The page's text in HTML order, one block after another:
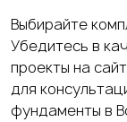
Выбирайте
Убедитесь в
проекты на
для
фундаменты в